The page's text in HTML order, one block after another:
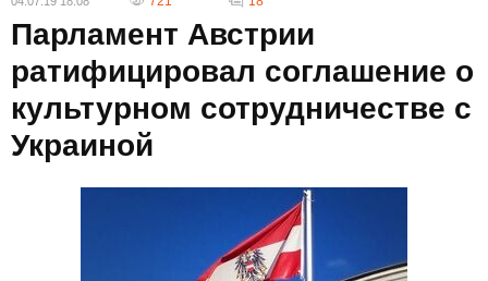
Парламент Австрии
ратифицировал соглашение о
культурном сотрудничестве с
Украиной